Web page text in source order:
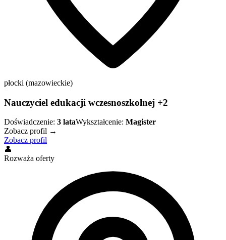
płocki (mazowieckie)
Nauczyciel edukacji wczesnoszkolnej +2
Doświadczenie: 3 lataWykształcenie: Magister
Zobacz profil →
Zobacz profil
👤
Rozważa oferty